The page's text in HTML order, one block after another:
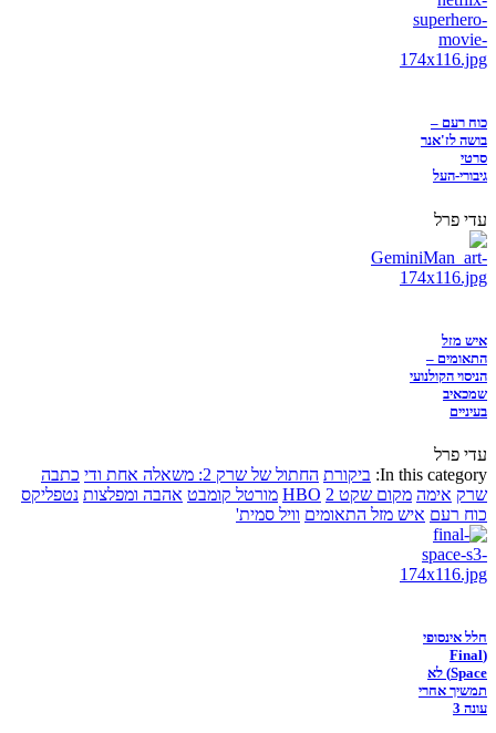
כוח רעם –
בושה לז'אנר
סרטי
גיבורי-העל
עדי פרל
איש מזל
התאומים –
הניסוי הקולנועי
שמכאיב
בעיניים
עדי פרל
In this category: ביקורת החתול של שרק 2: משאלה אחת ודי
כתבה
שרק אימה מקום שקט 2 HBO מורטל קומבט אהבה ומפלצות נטפליקס
כוח רעם איש מזל התאומים וויל סמית'
חלל אינסופי
(Final
Space) לא
תמשיך אחרי
עונה 3